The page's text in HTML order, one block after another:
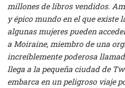
millones de libros vendidos.
y épico mundo en el que existe
algunas mujeres pueden
a Moiraine, miembro de una
increíblemente poderosa
llega a la pequeña ciudad de
embarca en un peligroso viaje